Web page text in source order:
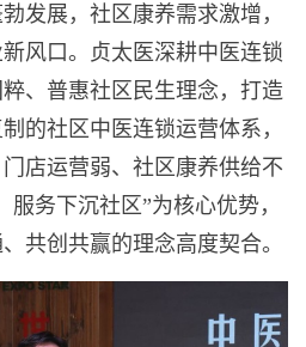
发展，社区康养需求激增，
风口。贞太医深耕中医连锁
、普惠社区民生理念，打造
的社区中医连锁运营体系，
店运营弱、社区康养供给不
服务下沉社区”为核心优势，
共创共赢的理念高度契合。